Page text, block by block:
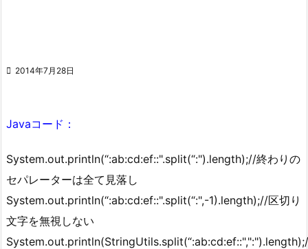
 2014年7月28日
Javaコード：
System.out.println(“:ab:cd:ef::".split(“:").length);//終わりの
セパレーターは全て見落し
System.out.println(“:ab:cd:ef::".split(“:",-1).length);//区切り
文字を無視しない